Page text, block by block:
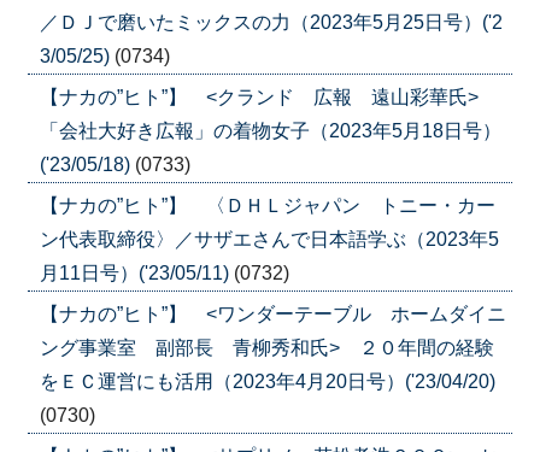
／ＤＪで磨いたミックスの力（2023年5月25日号）('2
3/05/25) (0734)
【ナカの”ヒト”】 <クランド 広報 遠山彩華氏>
「会社大好き広報」の着物女子（2023年5月18日号）
('23/05/18) (0733)
【ナカの”ヒト”】 〈ＤＨＬジャパン トニー・カー
ン代表取締役〉／サザエさんで日本語学ぶ（2023年5
月11日号）('23/05/11) (0732)
【ナカの”ヒト”】 <ワンダーテーブル ホームダイニ
ング事業室 副部長 青柳秀和氏> ２０年間の経験
をＥＣ運営にも活用（2023年4月20日号）('23/04/20)
(0730)